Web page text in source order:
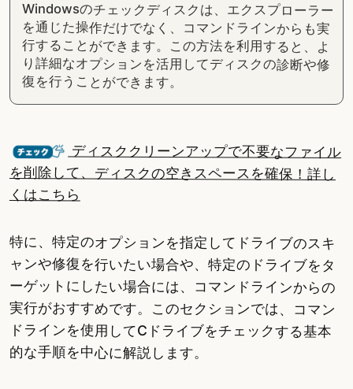
Windowsのチェックディスクは、エクスプローラー
を通じた操作だけでなく、コマンドラインからも実
行することができます。この方法を利用すると、よ
り詳細なオプションを活用してディスクの診断や修
復を行うことができます。
ディスククリーンアップで不要なファイル
を削除して、ディスクの空きスペースを確保！詳し
くはこちら
特に、特定のオプションを指定してドライブのスキ
ャンや修復を行いたい場合や、特定のドライブをタ
ーゲットにしたい場合には、コマンドラインからの
実行がおすすめです。このセクションでは、コマン
ドラインを使用してCドライブをチェックする基本
的な手順を中心に解説します。